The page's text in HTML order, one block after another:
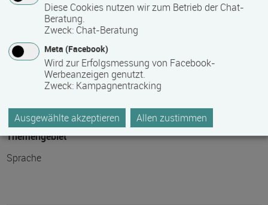
Bitte kontaktieren Sie den Bildungsanbieter direkt, um
detaillierte Preisinformationen zu erhalten
Hinweis des Datenbankbetreibers: Bitte erfragen Sie beim
Anbieter eventuell auftretende Nebenkosten!
Themengebiet
Sprache
Diese Cookies nutzen wir zum Betrieb der Chat-
Beratung.
Zweck: Chat-Beratung
Meta (Facebook)
Wird zur Erfolgsmessung von Facebook-
Werbeanzeigen genutzt.
Zweck: Kampagnentracking
Ausgewählte akzeptieren Allen zustimmen